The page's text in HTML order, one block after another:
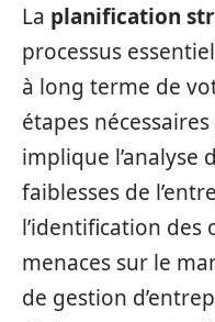
La planification
processus
à long terme de
étapes
implique l’analyse
faiblesses de
l’identification
menaces sur le
de gestion